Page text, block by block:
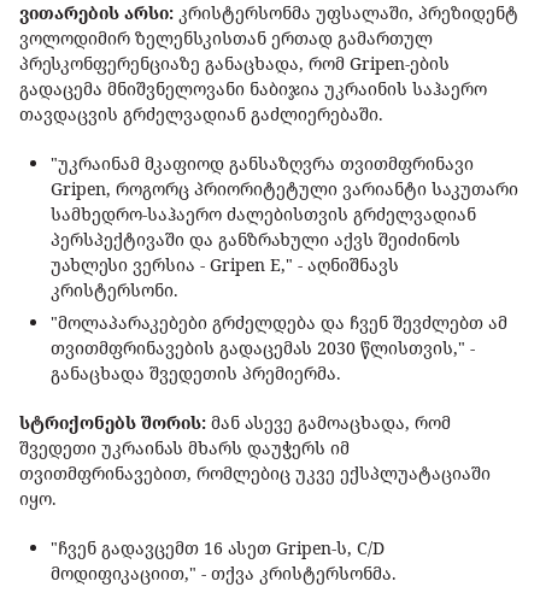
ვითარების არსი: კრისტერსონმა უფსალაში, პრეზიდენტ
ვოლოდიმირ ზელენსკისთან ერთად გამართულ
პრესკონფერენციაზე განაცხადა, რომ Gripen-ების
გადაცემა მნიშვნელოვანი ნაბიჯია უკრაინის საჰაერო
თავდაცვის გრძელვადიან გაძლიერებაში.
"უკრაინამ მკაფიოდ განსაზღვრა თვითმფრინავი
Gripen, როგორც პრიორიტეტული ვარიანტი საკუთარი
სამხედრო-საჰაერო ძალებისთვის გრძელვადიან
პერსპექტივაში და განზრახული აქვს შეიძინოს
უახლესი ვერსია - Gripen E," - აღნიშნავს
კრისტერსონი.
"მოლაპარაკებები გრძელდება და ჩვენ შევძლებთ ამ
თვითმფრინავების გადაცემას 2030 წლისთვის," -
განაცხადა შვედეთის პრემიერმა.
სტრიქონებს შორის: მან ასევე გამოაცხადა, რომ
შვედეთი უკრაინას მხარს დაუჭერს იმ
თვითმფრინავებით, რომლებიც უკვე ექსპლუატაციაში
იყო.
"ჩვენ გადავცემთ 16 ასეთ Gripen-ს, C/D
მოდიფიკაციით," - თქვა კრისტერსონმა.